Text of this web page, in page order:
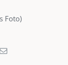
Foto)